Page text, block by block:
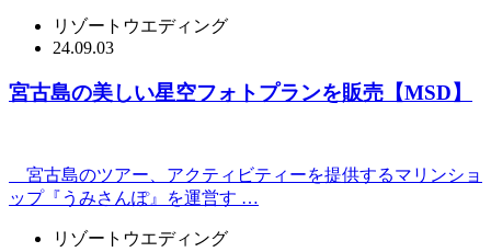
リゾートウエディング
24.09.03
宮古島の美しい星空フォトプランを販売【MSD】
宮古島のツアー、アクティビティーを提供するマリンショ
ップ『うみさんぽ』を運営す …
リゾートウエディング